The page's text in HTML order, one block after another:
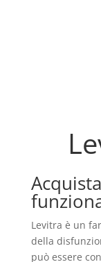
Levitra è un
della
può essere